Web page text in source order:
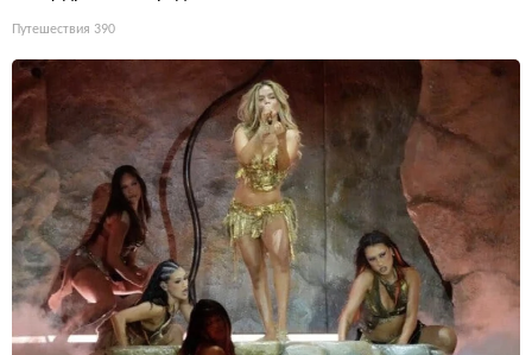
Путешествия 390